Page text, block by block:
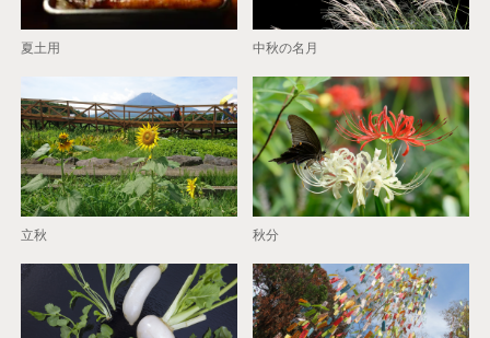
夏土用 中秋の名月
立秋 秋分